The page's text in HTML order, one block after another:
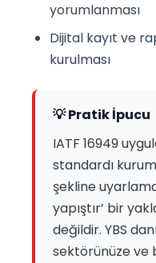
yorumlanması
Dijital kayıt ve
kurulması
💡 Pratik İpucu
IATF 16949
standardı
şekline
yapıştır’ bir
değildir. YBS
sektörünüze ve